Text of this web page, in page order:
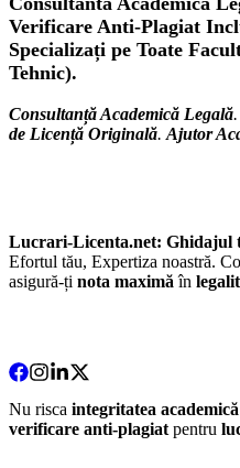
Verificare Anti-Plagiat
Specializați pe Toate
Tehnic).
Consultanță Academică Legală.
de Licență Originală. Ajutor
Lucrari-Licenta.net: Ghidajul
Efortul tău, Expertiza noastră.
asigură-ți nota maximă în
Nu risca integritatea academică
verificare anti-plagiat pentru